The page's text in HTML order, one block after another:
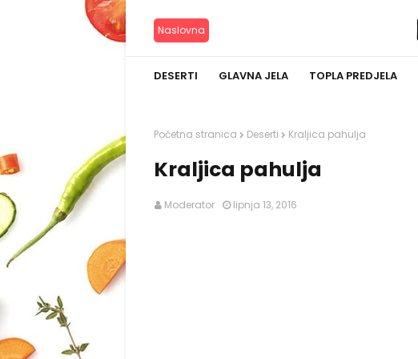
Naslovna
DESERTI GLAVNA JELA TOPLA PREDJELA
Početna stranica Deserti Kraljica pahulja
Kraljica pahulja
Moderator lipnja 13, 2016